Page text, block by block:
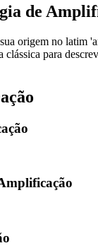
de
origem no latim
clássica para